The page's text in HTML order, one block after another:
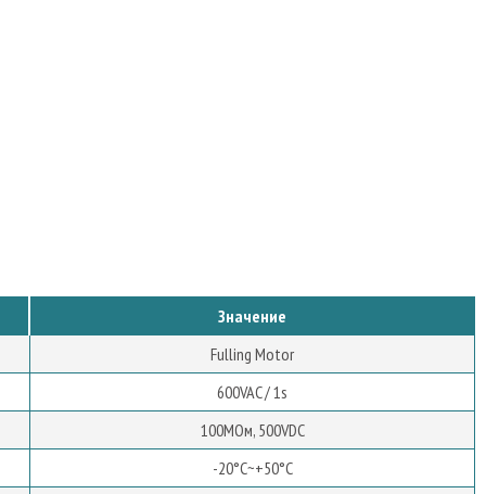
Значение
Fulling Motor
600VAC / 1s
100MОм, 500VDC
-20°C~+50°C